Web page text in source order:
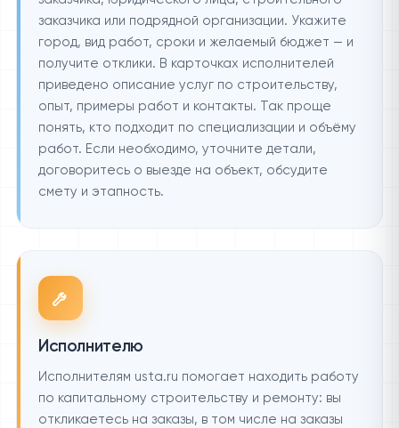
заказчика или подрядной организации. Укажите
город, вид работ, сроки и желаемый бюджет — и
получите отклики. В карточках исполнителей
приведено описание услуг по строительству,
опыт, примеры работ и контакты. Так проще
понять, кто подходит по специализации и объёму
работ. Если необходимо, уточните детали,
договоритесь о выезде на объект, обсудите
смету и этапность.
Исполнителю
Исполнителям usta.ru помогает находить работу
по капитальному строительству и ремонту: вы
откликаетесь на заказы, в том числе на заказы